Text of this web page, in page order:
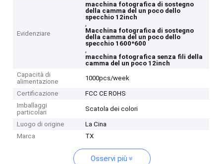
Evidenziare
macchina fotografica di sostegno
della camma del un poco dello
specchio 12inch
,
Macchina fotografica di sostegno
della camma del un poco dello
specchio 1600*600
,
macchina fotografica senza fili della
camma del un poco 12inch
Capacità di
alimentazione
1000pcs/week
Certificazione
FCC CE ROHS
Imballaggi
particolari
Scatola dei colori
Luogo di origine
La Cina
Marca
TX
Osservi più